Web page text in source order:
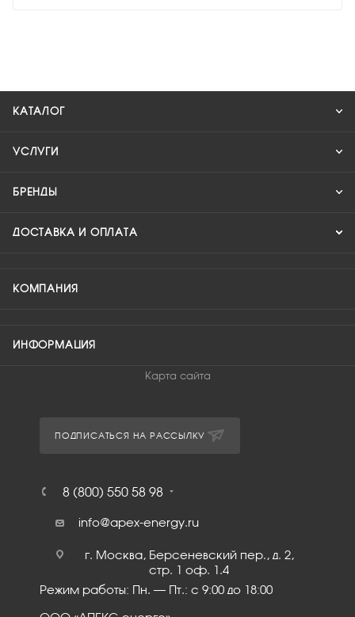
КАТАЛОГ
УСЛУГИ
БРЕНДЫ
ДОСТАВКА И ОПЛАТА
КОМПАНИЯ
ИНФОРМАЦИЯ
Карта сайта
ПОДПИСАТЬСЯ НА РАССЫЛКУ
8 (800) 550 58 98
info@apex-energy.ru
г. Москва, Берсеневский пер., д. 2,
стр. 1 оф. 1.4
Режим работы: Пн. – Пт.: с 9:00 до 18:00